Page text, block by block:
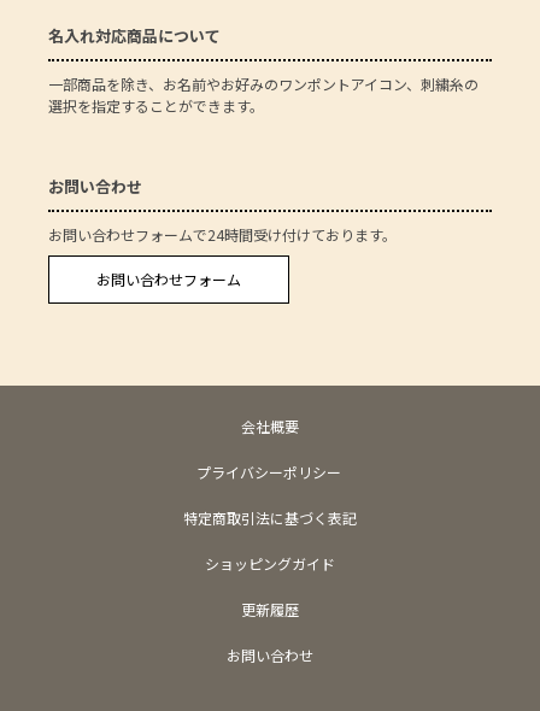
名入れ対応商品について
一部商品を除き、お名前やお好みのワンポントアイコン、刺繍糸の
選択を指定することができます。
お問い合わせ
お問い合わせフォームで24時間受け付けております。
お問い合わせフォーム
会社概要
プライバシーポリシー
特定商取引法に基づく表記
ショッピングガイド
更新履歴
お問い合わせ